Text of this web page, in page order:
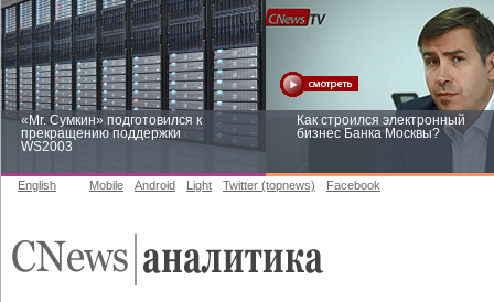
«Mr. Сумкин» подготовился к
прекращению поддержки
WS2003
Как строился электронный
бизнес Банка Москвы?
English Mobile Android Light Twitter (topnews) Facebook